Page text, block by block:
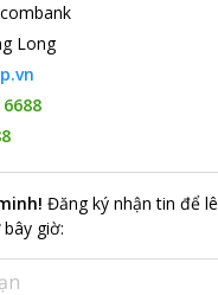
Long
! Đăng ký nhận tin để
giờ: